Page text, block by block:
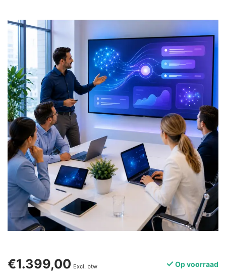
€1.399,00 Excl. btw Op voorraad